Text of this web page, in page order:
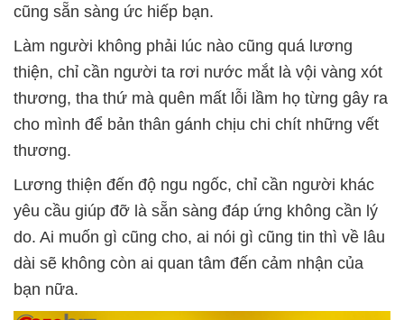
cũng sẵn sàng ức hiếp bạn.
Làm người không phải lúc nào cũng quá lương
thiện, chỉ cần người ta rơi nước mắt là vội vàng xót
thương, tha thứ mà quên mất lỗi lầm họ từng gây ra
cho mình để bản thân gánh chịu chi chít những vết
thương.
Lương thiện đến độ ngu ngốc, chỉ cần người khác
yêu cầu giúp đỡ là sẵn sàng đáp ứng không cần lý
do. Ai muốn gì cũng cho, ai nói gì cũng tin thì về lâu
dài sẽ không còn ai quan tâm đến cảm nhận của
bạn nữa.